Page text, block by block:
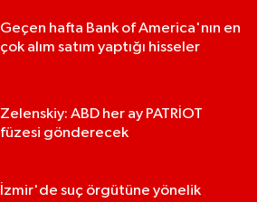
Geçen hafta Bank of America'nın en
çok alım satım yaptığı hisseler
Zelenskiy: ABD her ay PATRİOT
füzesi gönderecek
İzmir'de suç örgütüne yönelik